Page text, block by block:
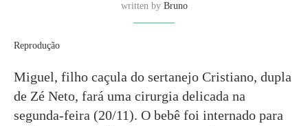
written by Bruno
Reprodução
Miguel, filho caçula do sertanejo Cristiano, dupla
de Zé Neto, fará uma cirurgia delicada na
segunda-feira (20/11). O bebê foi internado para